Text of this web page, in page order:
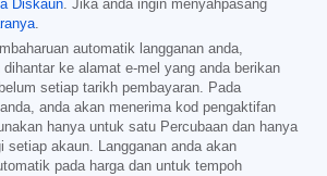
Diskaun . Jika anda ingin menyahpasang
automatik langganan anda,
ke alamat e-mel yang anda berikan
setiap tarikh pembayaran. Pada
anda akan menerima kod pengaktifan
hanya untuk satu Percubaan dan hanya
setiap akaun. Langganan anda akan
pada harga dan untuk tempoh